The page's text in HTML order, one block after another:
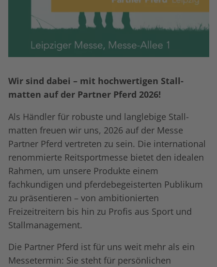
Wir sind dabei – mit hochwertigen Stall­
matten auf der Partner Pferd 2026!
Als Händler für robuste und langlebige Stall­
matten freuen wir uns, 2026 auf der Messe
Partner Pferd vertreten zu sein. Die international
renommierte Reitsportmesse bietet den idealen
Rahmen, um unsere Produkte einem
fachkundigen und pferdebegeisterten Publikum
zu präsentieren – von ambitionierten
Freizeitreitern bis hin zu Profis aus Sport und
Stallmanagement.
Die Partner Pferd ist für uns weit mehr als ein
Messetermin: Sie steht für persönlichen